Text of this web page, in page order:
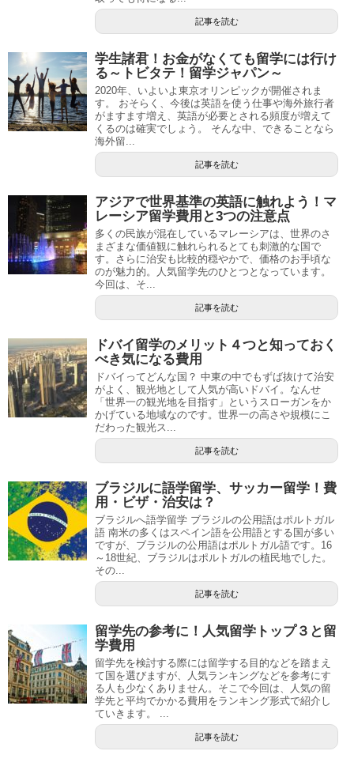
記事を読む
学生諸君！お金がなくても留学には行け
る～トビタテ！留学ジャパン～
2020年、いよいよ東京オリンピックが開催されま
す。 おそらく、今後は英語を使う仕事や海外旅行者
がますます増え、英語が必要とされる頻度が増えて
くるのは確実でしょう。 そんな中、できることなら
海外留...
記事を読む
アジアで世界基準の英語に触れよう！マ
レーシア留学費用と3つの注意点
多くの民族が混在しているマレーシアは、世界のさ
まざまな価値観に触れられるとても刺激的な国で
す。さらに治安も比較的穏やかで、価格のお手頃な
のが魅力的。人気留学先のひとつとなっています。
今回は、そ...
記事を読む
ドバイ留学のメリット４つと知っておく
べき気になる費用
ドバイってどんな国？ 中東の中でもずば抜けて治安
がよく、観光地として人気が高いドバイ。なんせ
「世界一の観光地を目指す」というスローガンをか
かげている地域なのです。世界一の高さや規模にこ
だわった観光ス...
記事を読む
ブラジルに語学留学、サッカー留学！費
用・ビザ・治安は？
ブラジルへ語学留学 ブラジルの公用語はポルトガル
語 南米の多くはスペイン語を公用語とする国が多い
ですが、ブラジルの公用語はポルトガル語です。16
～18世紀、ブラジルはポルトガルの植民地でした。
その...
記事を読む
留学先の参考に！人気留学トップ３と留
学費用
留学先を検討する際には留学する目的などを踏まえ
て国を選びますが、人気ランキングなどを参考にす
る人も少なくありません。そこで今回は、人気の留
学先と平均でかかる費用をランキング形式で紹介し
ていきます。 ...
記事を読む